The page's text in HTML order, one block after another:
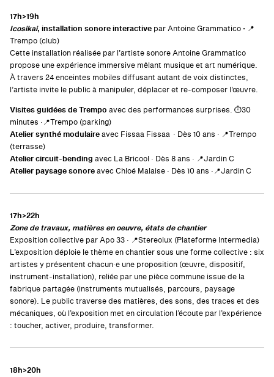
17h>19h
Icosikai, installation sonore interactive par Antoine Grammatico · 📍
Trempo (club)
Cette installation réalisée par l’artiste sonore Antoine Grammatico
propose une expérience immersive mêlant musique et art numérique.
À travers 24 enceintes mobiles diffusant autant de voix distinctes,
l’artiste invite le public à manipuler, déplacer et re-composer l’œuvre.
Visites guidées de Trempo avec des performances surprises. ⏱️30
minutes ·📍Trempo (parking)
Atelier synthé modulaireavec Fissaa Fissaa · Dès 10 ans · 📍Trempo
(terrasse)
Atelier circuit-bending avec La Bricool · Dès 8 ans · 📍Jardin C
Atelier paysage sonoreavec Chloé Malaise · Dès 10 ans ·📍Jardin C
17h>22h
Zone de travaux, matières en oeuvre, états de chantier
Exposition collective par Apo 33 · 📍Stereolux (Plateforme Intermedia)
L’exposition déploie le thème en chantier sous une forme collective : six
artistes y présentent chacun·e une proposition (œuvre, dispositif,
instrument-installation), reliée par une pièce commune issue de la
fabrique partagée (instruments mutualisés, parcours, paysage
sonore). Le public traverse des matières, des sons, des traces et des
mécaniques, où l’exposition met en circulation l’écoute par l’expérience
: toucher, activer, produire, transformer.
18h>20h